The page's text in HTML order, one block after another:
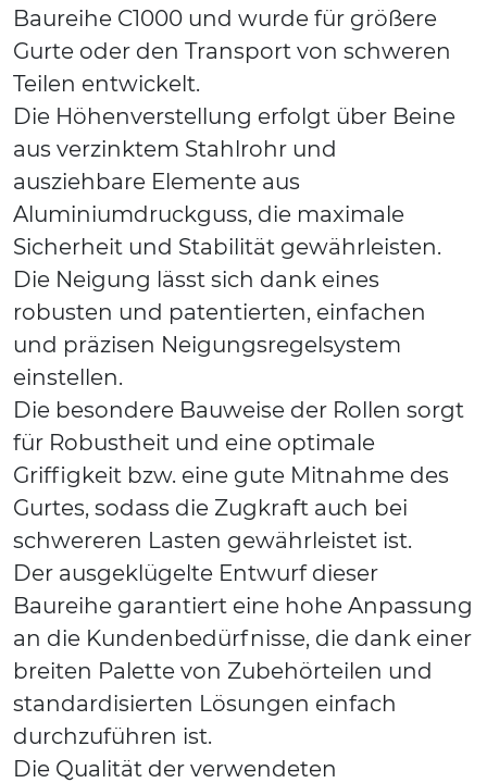
Baureihe C1000 und wurde für größere
Gurte oder den Transport von schweren
Teilen entwickelt.
Die Höhenverstellung erfolgt über Beine
aus verzinktem Stahlrohr und
ausziehbare Elemente aus
Aluminiumdruckguss, die maximale
Sicherheit und Stabilität gewährleisten.
Die Neigung lässt sich dank eines
robusten und patentierten, einfachen
und präzisen Neigungsregelsystem
einstellen.
Die besondere Bauweise der Rollen sorgt
für Robustheit und eine optimale
Griffigkeit bzw. eine gute Mitnahme des
Gurtes, sodass die Zugkraft auch bei
schwereren Lasten gewährleistet ist.
Der ausgeklügelte Entwurf dieser
Baureihe garantiert eine hohe Anpassung
an die Kundenbedürfnisse, die dank einer
breiten Palette von Zubehörteilen und
standardisierten Lösungen einfach
durchzuführen ist.
Die Qualität der verwendeten